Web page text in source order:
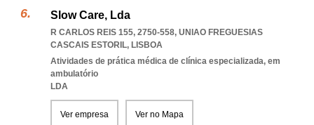
Slow Care, Lda
R CARLOS REIS 155, 2750-558, UNIAO FREGUESIAS
CASCAIS ESTORIL, LISBOA
Atividades de prática médica de clínica especializada, em
ambulatório
LDA
Ver empresa Ver no Mapa